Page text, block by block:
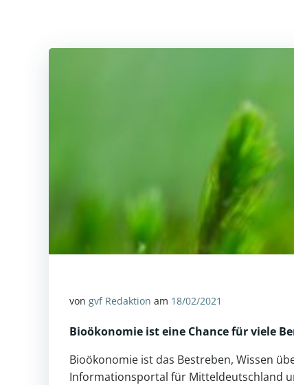
von gvf Redaktion am 18/02/2021
Bioökonomie ist eine Chance für viele
Bioökonomie ist das Bestreben, Wissen
Informationsportal für Mitteldeutschland